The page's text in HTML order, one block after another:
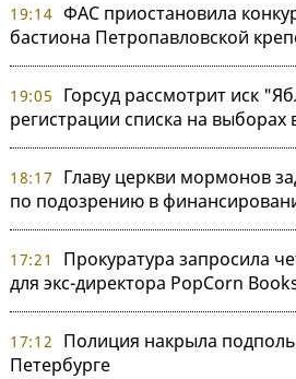
19:14 ФАС приостановила
бастиона Петропавловской
19:05
Горсуд рассмотрит иск
регистрации списка на выборах
18:17
Главу церкви мормонов
по подозрению в
17:21
Прокуратура запросила
для экс-директора PopCorn
17:12
Полиция накрыла
Петербурге